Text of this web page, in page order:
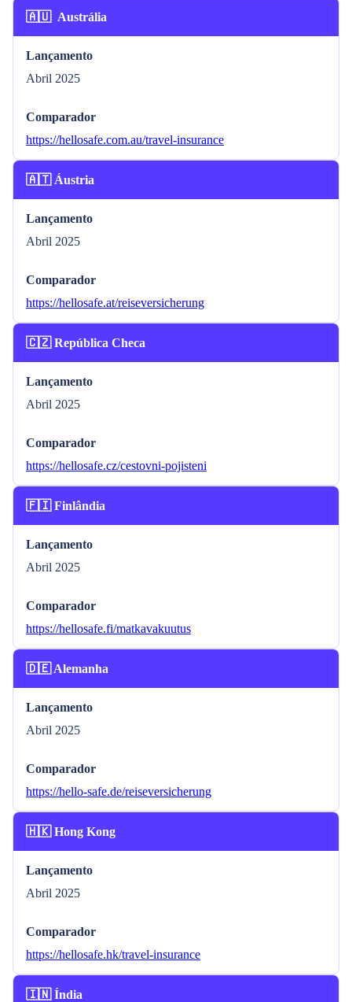
🇦🇺 Austrália
Lançamento
Abril 2025
Comparador
https://hellosafe.com.au/travel-insurance
🇦🇹 Áustria
Lançamento
Abril 2025
Comparador
https://hellosafe.at/reiseversicherung
🇨🇿 República Checa
Lançamento
Abril 2025
Comparador
https://hellosafe.cz/cestovni-pojisteni
🇫🇮 Finlândia
Lançamento
Abril 2025
Comparador
https://hellosafe.fi/matkavakuutus
🇩🇪 Alemanha
Lançamento
Abril 2025
Comparador
https://hello-safe.de/reiseversicherung
🇭🇰 Hong Kong
Lançamento
Abril 2025
Comparador
https://hellosafe.hk/travel-insurance
🇮🇳 Índia